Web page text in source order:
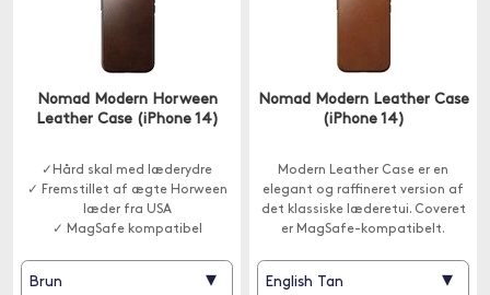
Nomad Modern Horween
Leather Case (iPhone 14)
✓Hård skal med læderydre
✓ Fremstillet af ægte Horween
læder fra USA
✓ MagSafe kompatibel
Brun ▾
Nomad Modern Leather Case
(iPhone 14)
Modern Leather Case er en
elegant og raffineret version af
det klassiske læderetui. Coveret
er MagSafe-kompatibelt.
English Tan ▾